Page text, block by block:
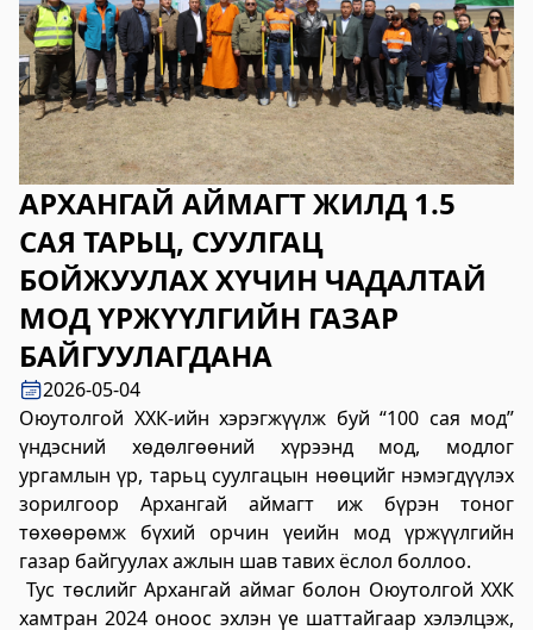
2023-06-06 14:53:59
Дэлгэрэнгүй
Булган аймгийн Нийгмийн даатгалын
хэлтэс
2023-06-06 14:50:54
Дэлгэрэнгүй
Өвөрхангай аймгийн цагдаагийн газар
2023-06-06 14:46:41
Дэлгэрэнгүй
Булган аймгийн Засаг Даргын Тамгын
газар
2023-06-06 14:41:13
Дэлгэрэнгүй
Дорноговь аймаг дахь Төрийн цахим
үйлчилгээний "ХУРДАН" төв
2023-06-06 13:37:31
Дэлгэрэнгүй
АРХАНГАЙ АЙМАГТ ЖИЛД 1.5
САЯ ТАРЬЦ, СУУЛГАЦ
БОЙЖУУЛАХ ХҮЧИН ЧАДАЛТАЙ
МОД ҮРЖҮҮЛГИЙН ГАЗАР
БАЙГУУЛАГДАНА
2026-05-04
Оюутолгой ХХК-ийн хэрэгжүүлж буй “100 сая мод”
үндэсний хөдөлгөөний хүрээнд мод, модлог
ургамлын үр, тарьц суулгацын нөөцийг нэмэгдүүлэх
зорилгоор Архангай аймагт иж бүрэн тоног
төхөөрөмж бүхий орчин үеийн мод үржүүлгийн
газар байгуулах ажлын шав тавих ёслол боллоо.
Тус төслийг Архангай аймаг болон Оюутолгой ХХК
хамтран 2024 оноос эхлэн үе шаттайгаар хэлэлцэж,